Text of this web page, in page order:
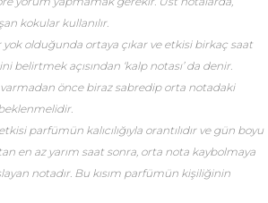
kokular kullanılır.
yok olduğunda ortaya çıkar ve etkisi birkaç saat
belirtmek açısından ‘kalp notası’ da denir.
önce biraz sabredip orta notadaki
beklenmelidir.
parfümün kalıcılığıyla orantılıdır ve gün boyu
en az yarım saat sonra, orta nota kaybolmaya
notadır. Bu kısım parfümün kişiliğinin